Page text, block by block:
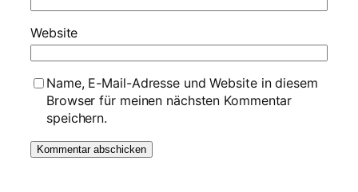
Website
Name, E-Mail-Adresse und Website in diesem
Browser für meinen nächsten Kommentar
speichern.